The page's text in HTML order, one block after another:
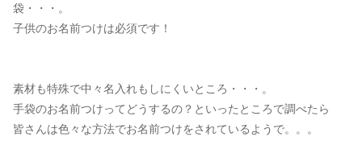
袋・・・。
子供のお名前つけは必須です！
素材も特殊で中々名入れもしにくいところ・・・。
手袋のお名前つけってどうするの？といったところで調べたら
皆さんは色々な方法でお名前つけをされているようで。。。